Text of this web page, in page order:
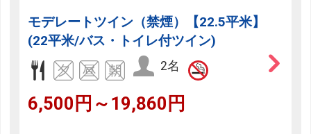
モデレートツイン（禁煙）【22.5平米】
(22平米/バス・トイレ付ツイン)
2名
6,500円～19,860円